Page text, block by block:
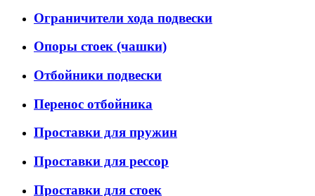
Ограничители хода подвески
Опоры стоек (чашки)
Отбойники подвески
Перенос отбойника
Проставки для пружин
Проставки для рессор
Проставки для стоек